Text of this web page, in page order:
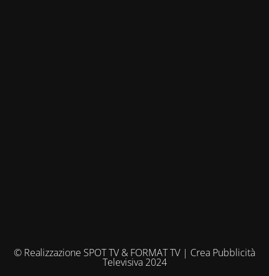
© Realizzazione SPOT TV & FORMAT TV | Crea Pubblicità
Televisiva 2024